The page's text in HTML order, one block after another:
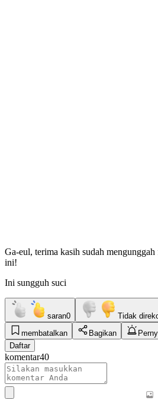
Ga-eul, terima kasih sudah
ini!
Ini sungguh suci
saran0 Tidak
membatalkan
Bagikan
Daftar
komentar40